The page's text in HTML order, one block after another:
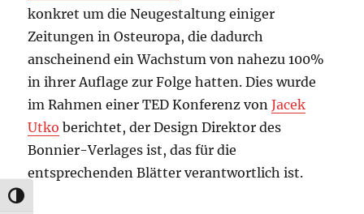
UMSCHALTEN AUF HOHE KONTRASTE
konkret um die Neugestaltung einiger
Zeitungen in Osteuropa, die dadurch
anscheinend ein Wachstum von nahezu 100%
in ihrer Auflage zur Folge hatten. Dies wurde
im Rahmen einer TED Konferenz vonJacek
Utko berichtet, der Design Direktor des
Bonnier-Verlages ist, das für die
entsprechenden Blätter verantwortlich ist.